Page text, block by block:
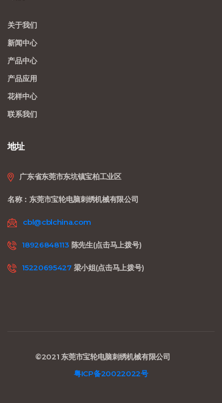
关于我们
新闻中心
产品中心
产品应用
花样中心
联系我们
地址
广东省东莞市东坑镇宝柏工业区
名称：东莞市宝轮电脑刺绣机械有限公司
cbl@cblchina.com
18926848113 陈先生(点击马上拨号)
15220695427 梁小姐(点击马上拨号)
©2021 东莞市宝轮电脑刺绣机械有限公司
粤ICP备20022022号